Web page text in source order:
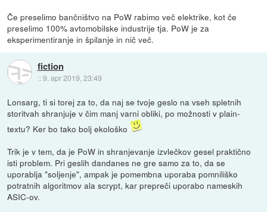
Če preselimo bančništvo na PoW rabimo več elektrike, kot če
preselimo 100% avtomobilske industrije tja. PoW je za
eksperimentiranje in špilanje in nič več.
fiction
::9. apr 2019, 23:49
Lonsarg, ti si torej za to, da naj se tvoje geslo na vseh spletnih
storitvah shranjuje v čim manj varni obliki, po možnosti v plain-
textu? Ker bo tako bolj ekološko
Trik je v tem, da je PoW in shranjevanje izvlečkov gesel praktično
isti problem. Pri geslih dandanes ne gre samo za to, da se
uporablja "soljenje", ampak je pomembna uporaba pomniliško
potratnih algoritmov ala scrypt, kar prepreči uporabo nameskih
ASIC-ov.